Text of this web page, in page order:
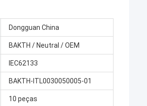
Dongguan China
BAKTH / Neutral / OEM
IEC62133
BAKTH-ITL0030050005-01
10 peças